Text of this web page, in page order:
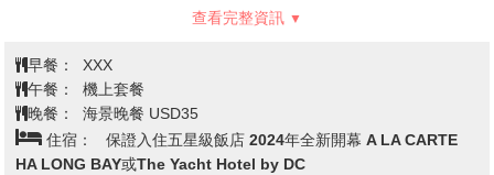
被譽為是越南現代歷史的誕生地，包含胡志明陵
宣言，標著越南數千年封建主義、法西斯主義和殖民主義的
終結，因此巴亭廣場被譽為是越南現 代歷史的誕生地。
◎胡志明陵寢(外觀)（Ho Chi Minh Mausoleum）
偉的陵寢紀念越南獨立的領袖胡志明，是越南最重要的紀念
碑之一。
查看完整資訊
早餐：
XXX
午餐：
機上套餐
晚餐：
海景晚餐 USD35
住宿：
保證入住五星級飯店 2024年全新開幕 A LA CARTE
HA LONG BAY或The Yacht Hotel by DC